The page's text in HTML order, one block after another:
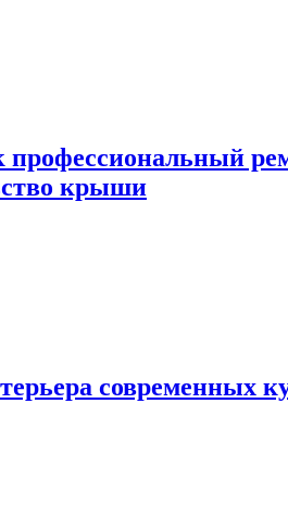
крыши
современных